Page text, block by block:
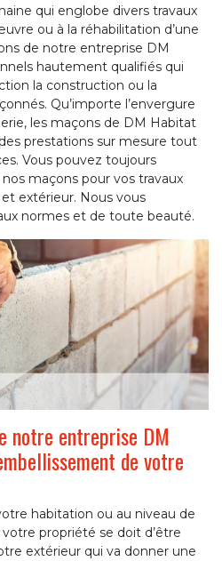
qui englobe divers travaux
ou à la réhabilitation d’une
de notre entreprise DM
hautement qualifiés qui
la construction ou la
Qu’importe l’envergure
les maçons de DM Habitat
prestations sur mesure tout
Vous pouvez toujours
maçons pour vos travaux
extérieur. Nous vous
normes et de toute beauté.
notre entreprise DM
de votre
habitation ou au niveau de
propriété se doit d’être
extérieur qui va donner une